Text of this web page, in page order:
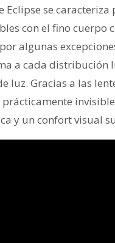
Eclipse se
con el fino
algunas
a cada distribución
luz. Gracias a las
y un confort visual